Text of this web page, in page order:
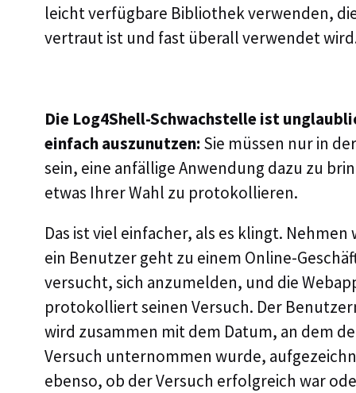
leicht verfügbare Bibliothek verwenden,
vertraut ist und fast überall verwendet
Die Log4Shell-Schwachstelle ist
einfach auszunutzen: Sie müssen nur in
sein, eine anfällige Anwendung dazu zu
etwas Ihrer Wahl zu protokollieren.
Das ist viel einfacher, als es klingt. Nehmen
ein Benutzer geht zu einem Online-
versucht, sich anzumelden, und die
protokolliert seinen Versuch. Der
wird zusammen mit dem Datum, an dem
Versuch unternommen wurde,
ebenso, ob der Versuch erfolgreich war